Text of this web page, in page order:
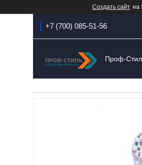
Создать сайт на
+7 (700) 085-51-56
Проф-